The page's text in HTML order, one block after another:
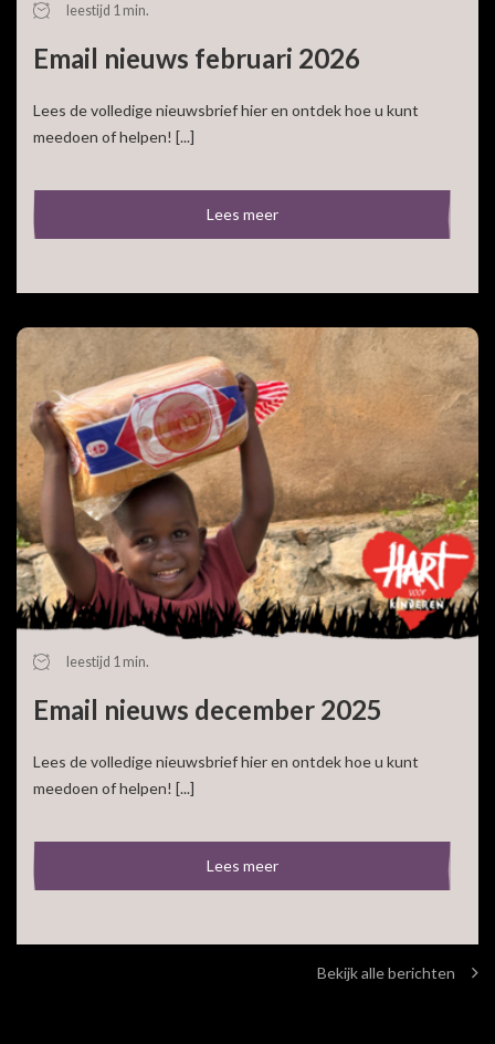
leestijd 1 min.
Email nieuws februari 2026
Lees de volledige nieuwsbrief hier en ontdek hoe u kunt
meedoen of helpen! [...]
Lees meer
leestijd 1 min.
Email nieuws december 2025
Lees de volledige nieuwsbrief hier en ontdek hoe u kunt
meedoen of helpen! [...]
Lees meer
Bekijk alle berichten